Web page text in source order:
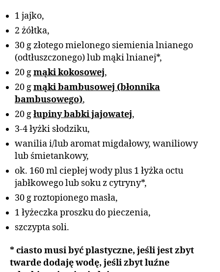
1 jajko,
2 żółtka,
30 g złotego mielonego siemienia lnianego
(odtłuszczonego) lub mąki lnianej*,
20 gmąki kokosowej,
20 gmąki bambusowej (błonnika
bambusowego),
20 głupiny babki jajowatej,
3-4 łyżki słodziku,
wanilia i/lub aromat migdałowy, waniliowy
lub śmietankowy,
ok. 160 ml ciepłej wody plus 1 łyżka octu
jabłkowego lub soku z cytryny*,
30 g roztopionego masła,
1 łyżeczka proszku do pieczenia,
szczypta soli.
* ciasto musi być plastyczne, jeśli jest zbyt
twarde dodaję wodę, jeśli zbyt luźne